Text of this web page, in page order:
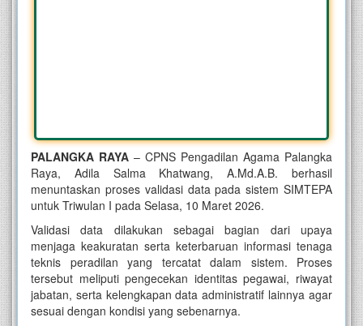
PALANGKA RAYA – CPNS Pengadilan Agama Palangka
Raya, Adila Salma Khatwang, A.Md.A.B. berhasil
menuntaskan proses validasi data pada sistem SIMTEPA
untuk Triwulan I pada Selasa, 10 Maret 2026.
Validasi data dilakukan sebagai bagian dari upaya
menjaga keakuratan serta keterbaruan informasi tenaga
teknis peradilan yang tercatat dalam sistem. Proses
tersebut meliputi pengecekan identitas pegawai, riwayat
jabatan, serta kelengkapan data administratif lainnya agar
sesuai dengan kondisi yang sebenarnya.